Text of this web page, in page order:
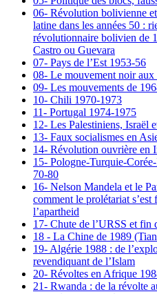
06- Révolution bolivienne
latine dans les années 50 :
révolutionnaire bolivien de
Castro ou Guevara
07- Pays de l’Est 1953-56
08- Le mouvement noir
09- Les mouvements de
10- Chili 1970-1973
11- Portugal 1974-1975
12- Les Palestiniens, Israël
13- Faux socialismes en
14- Révolution ouvrière en
15- Pologne-Turquie-
70-80
16- Nelson Mandela et le
comment le prolétariat
l’apartheid
17- Chute de l’URSS et fin
18 - La Chine de 1989
19- Algérie 1988 : de
revendiquant de l’Islam
20- Révoltes en Afrique
21- Rwanda : de la révolte